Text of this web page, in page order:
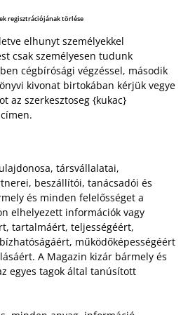
regisztrációjának törlése
elhunyt személyekkel
csak személyesen tudunk
cégbírósági végzéssel, második
kivonat birtokában kérjük vegye
az szerkesztoseg {kukac}
társvállalatai,
beszállítói, tanácsadói és
és minden felelősséget a
elhelyezett információk vagy
tartalmáért, teljességéért,
működőképességéért
A Magazin kizár bármely és
egyes tagok által tanúsított